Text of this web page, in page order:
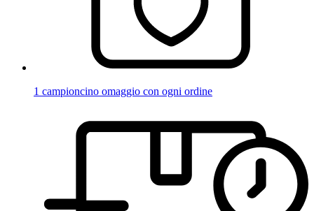
1 campioncino omaggio con ogni ordine